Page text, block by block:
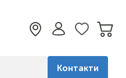
Контакти